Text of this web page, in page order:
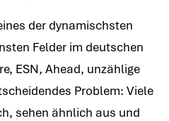
der dynamischsten
Felder im deutschen
ESN, Ahead, unzählige
Problem: Viele
sehen ähnlich aus und